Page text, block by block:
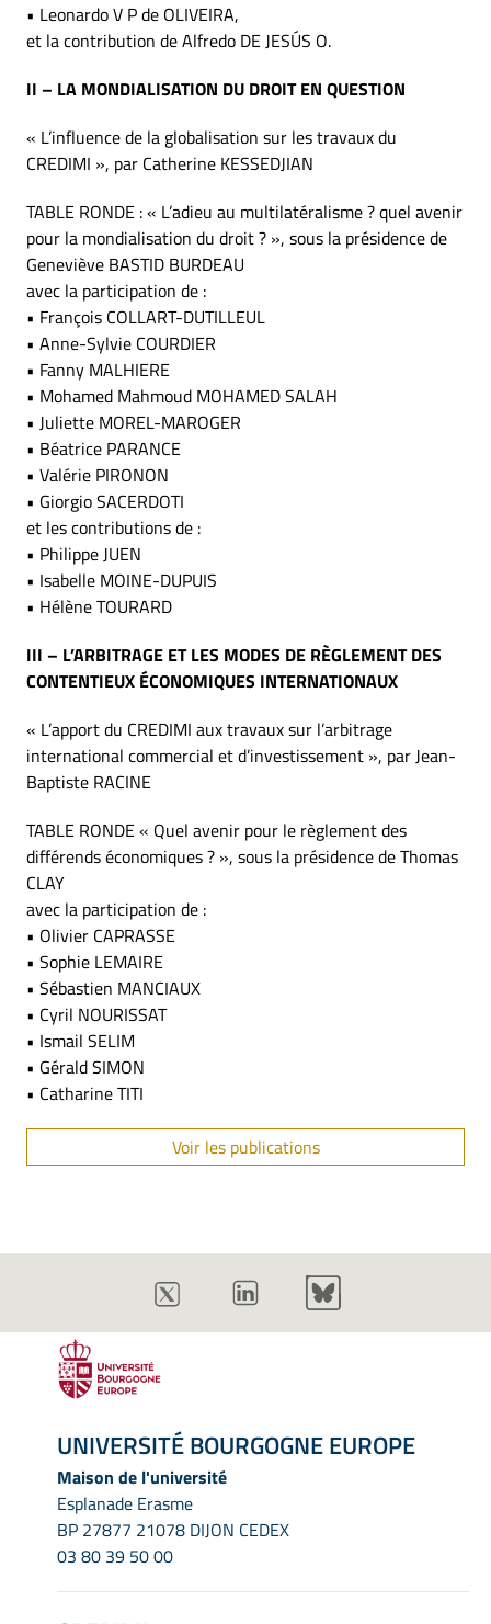
• Leonardo V P de OLIVEIRA,
et la contribution de Alfredo DE JESÚS O.
II – LA MONDIALISATION DU DROIT EN QUESTION
« L’influence de la globalisation sur les travaux du
CREDIMI », par Catherine KESSEDJIAN
TABLE RONDE : « L’adieu au multilatéralisme ? quel avenir
pour la mondialisation du droit ? », sous la présidence de
Geneviève BASTID BURDEAU
avec la participation de :
• François COLLART-DUTILLEUL
• Anne-Sylvie COURDIER
• Fanny MALHIERE
• Mohamed Mahmoud MOHAMED SALAH
• Juliette MOREL-MAROGER
• Béatrice PARANCE
• Valérie PIRONON
• Giorgio SACERDOTI
et les contributions de :
• Philippe JUEN
• Isabelle MOINE-DUPUIS
• Hélène TOURARD
III – L’ARBITRAGE ET LES MODES DE RÈGLEMENT DES
CONTENTIEUX ÉCONOMIQUES INTERNATIONAUX
« L’apport du CREDIMI aux travaux sur l’arbitrage
international commercial et d’investissement », par Jean-
Baptiste RACINE
TABLE RONDE « Quel avenir pour le règlement des
différends économiques ? », sous la présidence de Thomas
CLAY
avec la participation de :
• Olivier CAPRASSE
• Sophie LEMAIRE
• Sébastien MANCIAUX
• Cyril NOURISSAT
• Ismail SELIM
• Gérald SIMON
• Catharine TITI
Voir les publications
UNIVERSITÉ BOURGOGNE EUROPE
Maison de l'université
Esplanade Erasme
BP 27877 21078 DIJON CEDEX
03 80 39 50 00